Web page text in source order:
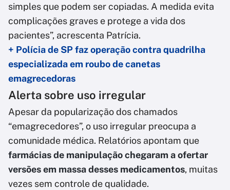
simples que podem ser copiadas. A medida evita
complicações graves e protege a vida dos
pacientes”, acrescenta Patrícia.
+ Polícia de SP faz operação contra quadrilha
especializada em roubo de canetas
emagrecedoras
Alerta sobre uso irregular
Apesar da popularização dos chamados
“emagrecedores”, o uso irregular preocupa a
comunidade médica. Relatórios apontam que
farmácias de manipulação chegaram a ofertar
versões em massa desses medicamentos, muitas
vezes sem controle de qualidade.